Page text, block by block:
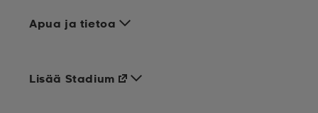
Apua ja tietoa
Lisää Stadium